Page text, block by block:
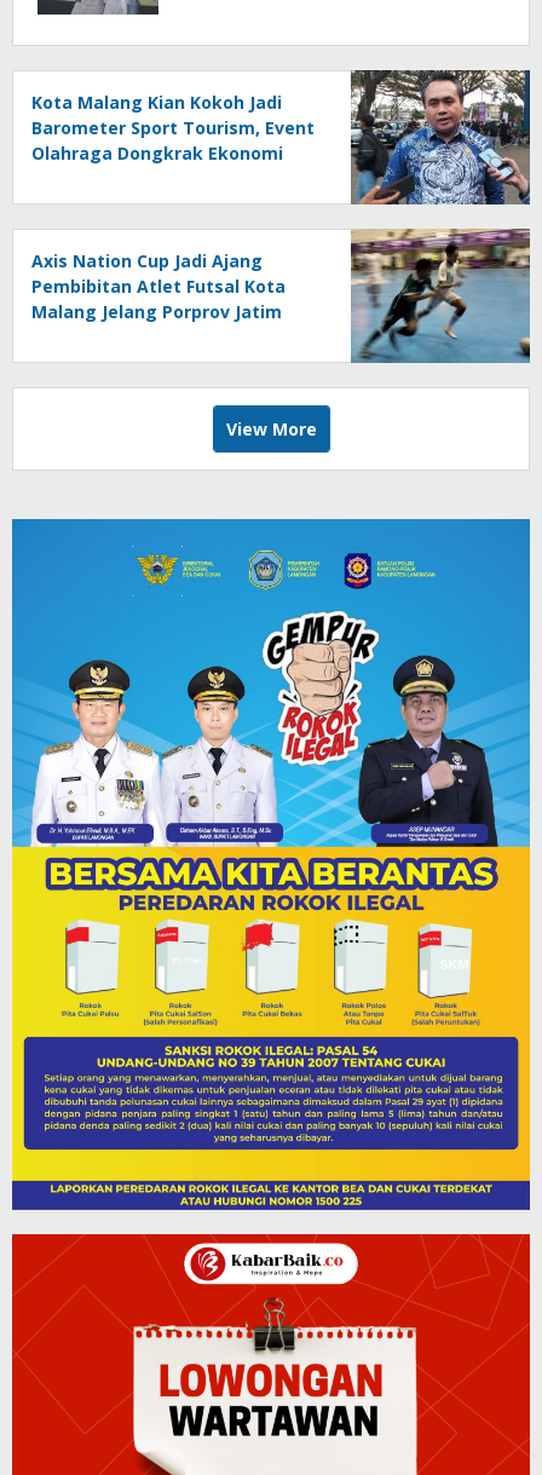
Kota Malang Kian Kokoh Jadi
Barometer Sport Tourism, Event
Olahraga Dongkrak Ekonomi
Axis Nation Cup Jadi Ajang
Pembibitan Atlet Futsal Kota
Malang Jelang Porprov Jatim
View More